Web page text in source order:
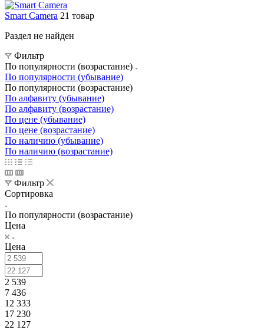
Smart Camera 21 товар
Раздел не найден
Фильтр
По популярности (возрастание)
По популярности (убывание)
По популярности (возрастание)
По алфавиту (убывание)
По алфавиту (возрастание)
По цене (убывание)
По цене (возрастание)
По наличию (убывание)
По наличию (возрастание)
Фильтр
Сортировка
По популярности (возрастание)
Цена
Цена
2 539
7 436
12 333
17 230
22 127